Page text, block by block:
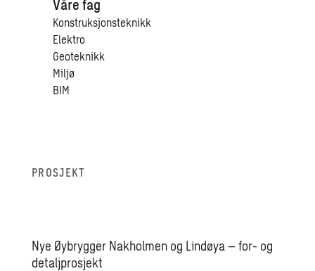
Våre fag
Konstruksjonsteknikk
Elektro
Geoteknikk
Miljø
BIM
PROSJEKT
Nye Øybrygger Nakholmen og Lindøya – for- og
detaljprosjekt